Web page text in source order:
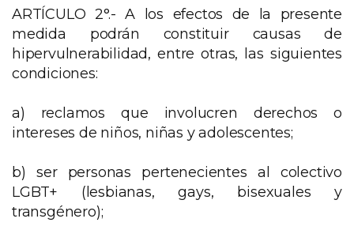
ARTÍCULO 2°.- A los efectos de la presente
medida podrán constituir causas de
hipervulnerabilidad, entre otras, las siguientes
condiciones:
a) reclamos que involucren derechos o
intereses de niños, niñas y adolescentes;
b) ser personas pertenecientes al colectivo
LGBT+ (lesbianas, gays, bisexuales y
transgénero);